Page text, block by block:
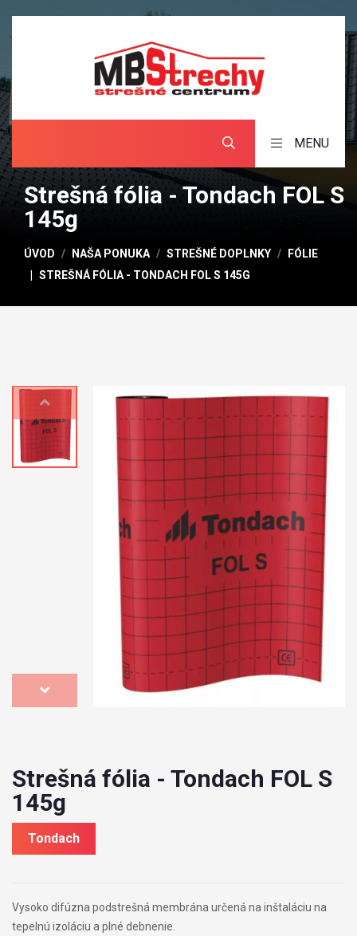
MENU
Strešná fólia - Tondach FOL S
145g
ÚVOD NAŠA PONUKA STREŠNÉ DOPLNKY
FÓLIE
STREŠNÁ FÓLIA - TONDACH FOL S 145G
Strešná fólia - Tondach FOL S
145g
Tondach
Vysoko difúzna podstrešná membrána určená na inštaláciu na
tepelnú izoláciu a plné debnenie.